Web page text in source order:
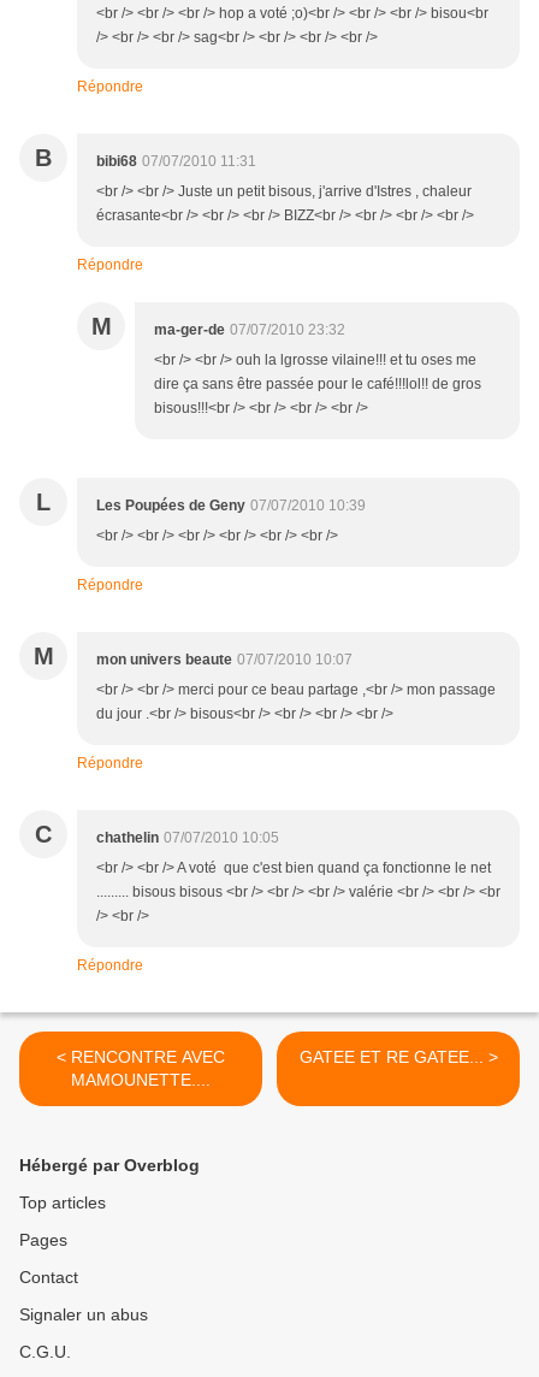
<br /> <br /> <br /> hop a voté ;o)<br /> <br /> <br /> bisou<br
/> <br /> <br /> sag<br /> <br /> <br /> <br />
Répondre
B bibi68 07/07/2010 11:31
<br /> <br /> Juste un petit bisous, j'arrive d'Istres , chaleur
écrasante<br /> <br /> <br /> BIZZ<br /> <br /> <br /> <br />
Répondre
M ma-ger-de 07/07/2010 23:32
<br /> <br /> ouh la lgrosse vilaine!!! et tu oses me
dire ça sans être passée pour le café!!!lol!! de gros
bisous!!!<br /> <br /> <br /> <br />
L Les Poupées de Geny 07/07/2010 10:39
<br /> <br /> <br /> <br /> <br /> <br />
Répondre
M mon univers beaute 07/07/2010 10:07
<br /> <br /> merci pour ce beau partage ,<br /> mon passage
du jour .<br /> bisous<br /> <br /> <br /> <br />
Répondre
C chathelin 07/07/2010 10:05
<br /> <br /> A voté que c'est bien quand ça fonctionne le net
......... bisous bisous <br /> <br /> <br /> valérie <br /> <br /> <br
/> <br />
Répondre
< RENCONTRE AVEC
MAMOUNETTE....
GATEE ET RE GATEE... >
Hébergé par Overblog
Top articles
Pages
Contact
Signaler un abus
C.G.U.